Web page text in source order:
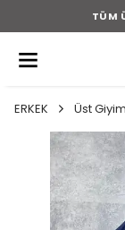
TÜM
ERKEK Üst Giyim